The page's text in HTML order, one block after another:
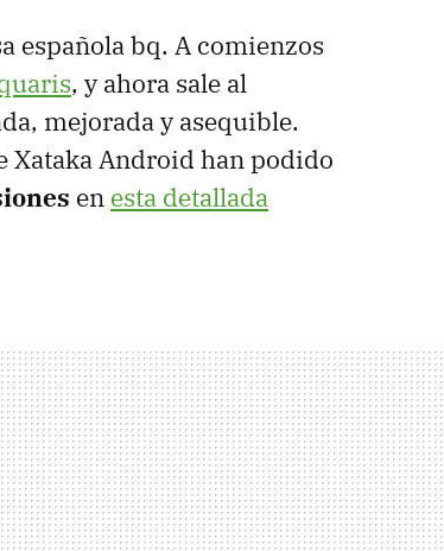
española bq. A comienzos
, y ahora sale al
mejorada y asequible.
Xataka Android han podido
en esta detallada